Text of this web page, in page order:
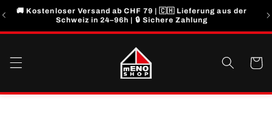
zum
🚚 Kostenloser Versand ab CHF 79 | 🇨🇭 Lieferung aus der
Schweiz in 24–96h | 🔒 Sichere Zahlung